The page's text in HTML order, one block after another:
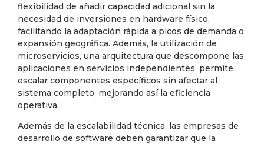
flexibilidad de añadir capacidad adicional sin la
necesidad de inversiones en hardware físico,
facilitando la adaptación rápida a picos de demanda o
expansión geográfica. Además, la utilización de
microservicios, una arquitectura que descompone las
aplicaciones en servicios independientes, permite
escalar componentes específicos sin afectar al
sistema completo, mejorando así la eficiencia
operativa.
Además de la escalabilidad técnica, las empresas de
desarrollo de software deben garantizar que la